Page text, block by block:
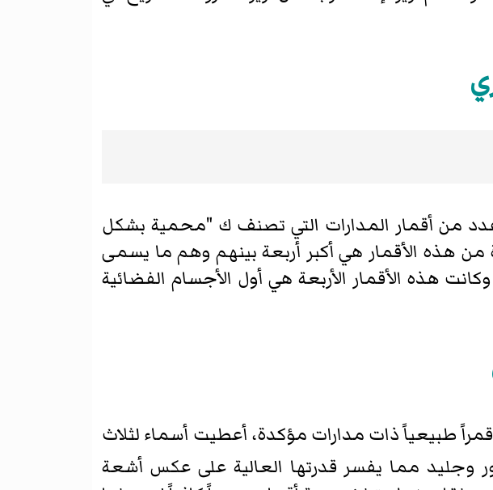
من أقمار المدارات التي تصنف ك "محمية بشكل
في المجموعة الشمسية.[2] الأكثر شهرة من هذه الأقمار هي أكبر أربعة بينهم وهم ما يسمى
والتي اكتشفها جاليليو جاليلي في عام 1610 للميلاد وكانت هذه الأقمار الأربعة هي أول الأجسام الفضائية
قمراً طبيعياً ذات مدارات مؤكدة، أعطيت أسماء لثلاث
مما يفسر قدرتها العالية على عكس أشعة